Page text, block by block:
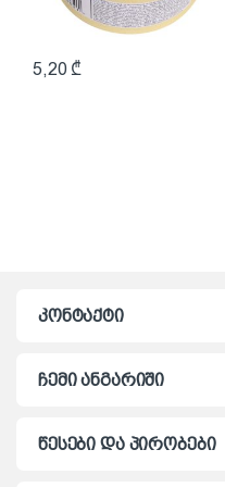
5,20 ₾
კონტაქტი
ჩემი ანგარიში
წესები და პირობები